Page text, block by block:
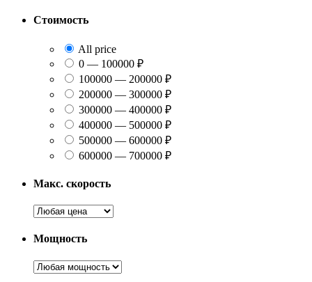
Стоимость
All price
0 — 100000 ₽
100000 — 200000 ₽
200000 — 300000 ₽
300000 — 400000 ₽
400000 — 500000 ₽
500000 — 600000 ₽
600000 — 700000 ₽
Макс. скорость
Мощность